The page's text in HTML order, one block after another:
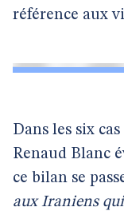
référence aux
Dans les six
Renaud Blanc
ce bilan se
aux Iraniens